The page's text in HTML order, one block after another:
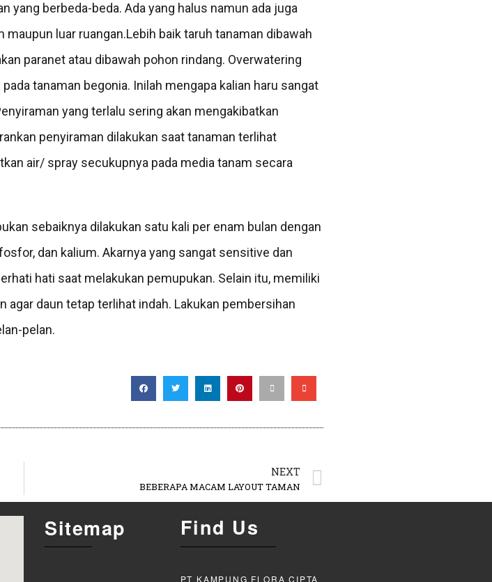
yang berbeda-beda. Ada yang halus namun ada juga
luar ruangan.Lebih baik taruh tanaman dibawah
paranet atau dibawah pohon rindang. Overwatering
tanaman begonia. Inilah mengapa kalian haru sangat
yang terlalu sering akan mengakibatkan
penyiraman dilakukan saat tanaman terlihat
air/ spray secukupnya pada media tanam secara
sebaiknya dilakukan satu kali per enam bulan dengan
dan kalium. Akarnya yang sangat sensitive dan
hati saat melakukan pemupukan. Selain itu, memiliki
agar daun tetap terlihat indah. Lakukan pembersihan
pelan.
NEXT
BEBERAPA MACAM LAYOUT TAMAN
Sitemap Find Us
PT KAMPUNG FLORA CIPTA